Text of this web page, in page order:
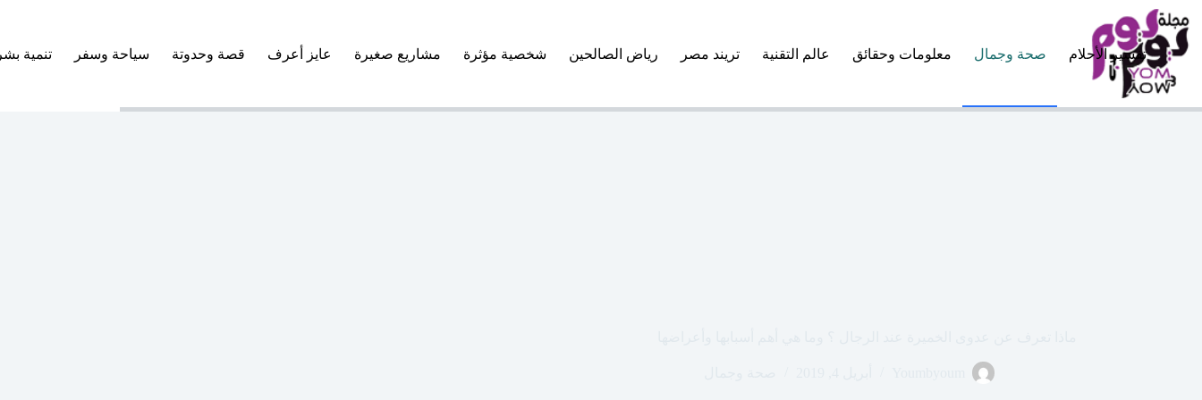
إلى
المحتوى
تفسير الأحلام صحة وجمال معلومات وحقائق عالم التقنية تريند مصر رياض الصالحين شخصية مؤثرة مشاريع صغيرة عايز أعرف قصة وحدوتة سياحة وسفر تنمية